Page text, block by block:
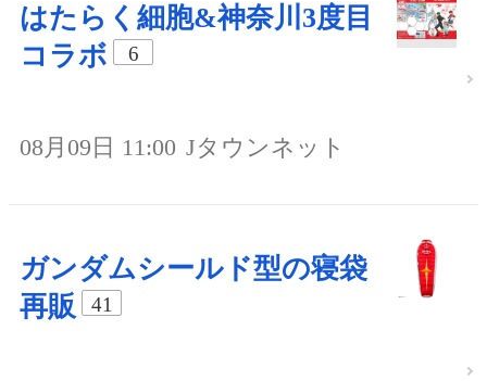
はたらく細胞&神奈川3度目
コラボ
6
08月09日 11:00 Jタウンネット
ガンダムシールド型の寝袋
再販
41